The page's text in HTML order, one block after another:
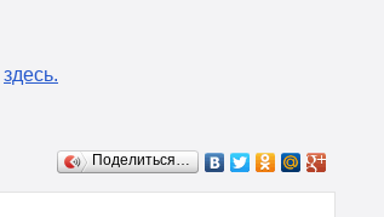
здесь.
Поделиться…